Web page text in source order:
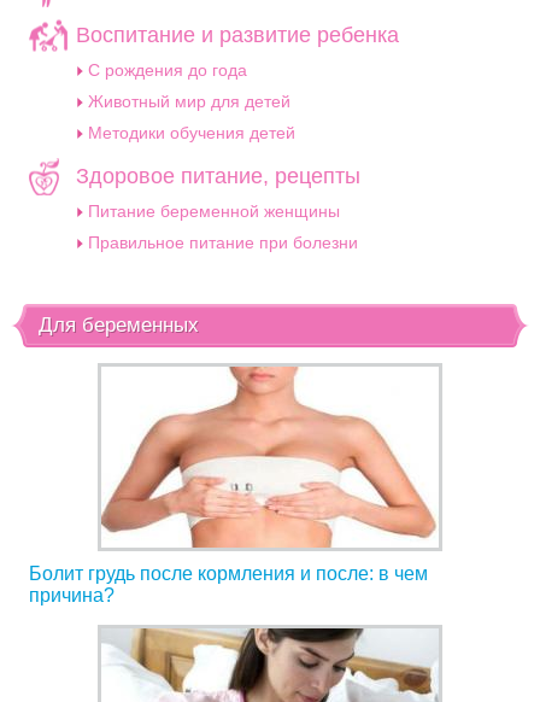
Воспитание и развитие ребенка
C рождения до года
Животный мир для детей
Методики обучения детей
Здоровое питание, рецепты
Питание беременной женщины
Правильное питание при болезни
Для беременных
Болит грудь после кормления и после: в чем
причина?